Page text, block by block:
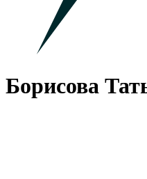
Борисова